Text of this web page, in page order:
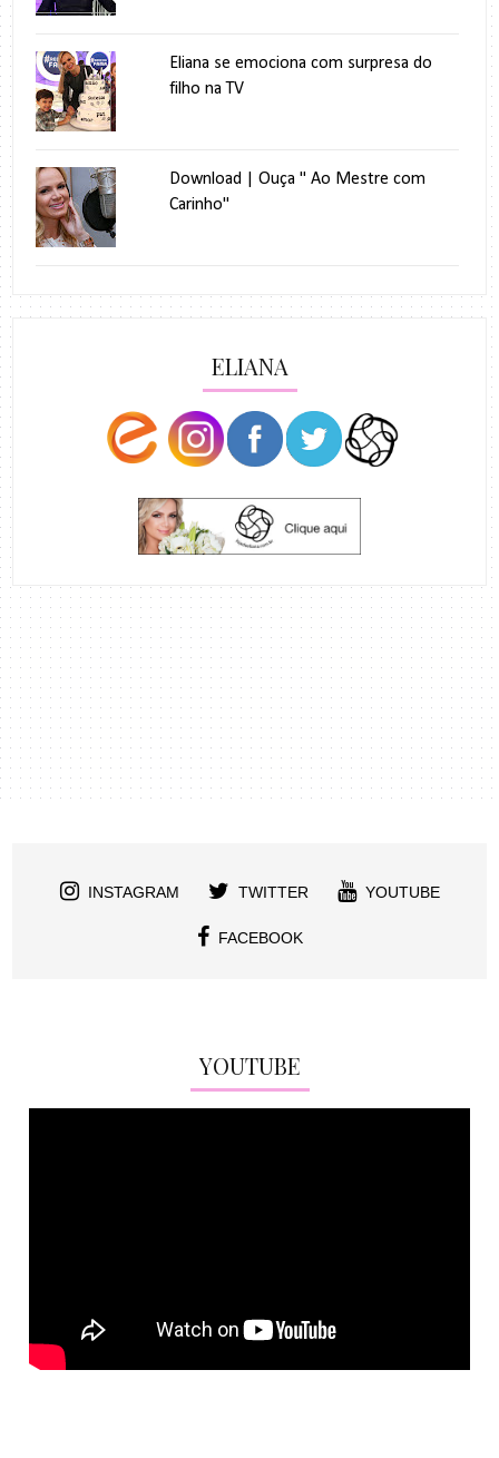
Eliana se emociona com surpresa do
filho na TV
Download | Ouça " Ao Mestre com
Carinho"
ELIANA
INSTAGRAM TWITTER YOUTUBE
FACEBOOK
YOUTUBE